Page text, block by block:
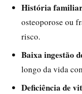
História
osteoporose ou
risco.
Baixa ingestão
longo da vida
Deficiência de